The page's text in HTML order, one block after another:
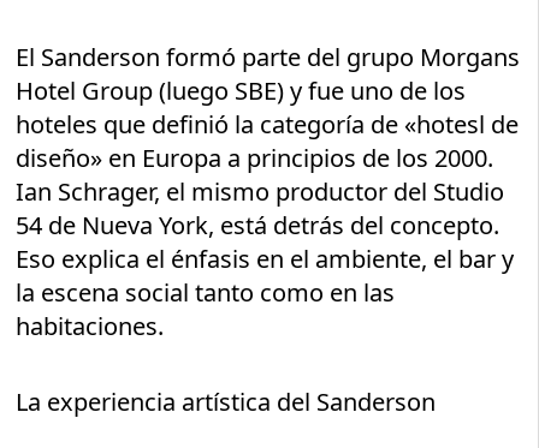
El Sanderson formó parte del grupo Morgans
Hotel Group (luego SBE) y fue uno de los
hoteles que definió la categoría de «hotesl de
diseño» en Europa a principios de los 2000.
Ian Schrager, el mismo productor del Studio
54 de Nueva York, está detrás del concepto.
Eso explica el énfasis en el ambiente, el bar y
la escena social tanto como en las
habitaciones.
La experiencia artística del Sanderson